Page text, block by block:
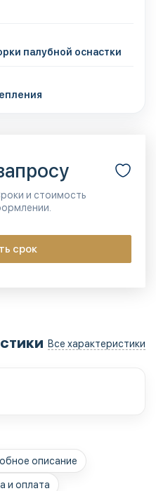
палубной оснастки
и стоимость
срок
Все характеристики
описание
и оплата